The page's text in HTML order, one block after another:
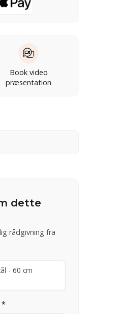
Book video
præsentation
dette
rådgivning fra
- 60 cm
*